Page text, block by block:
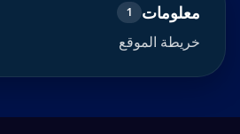
معلومات 1
خريطة الموقع